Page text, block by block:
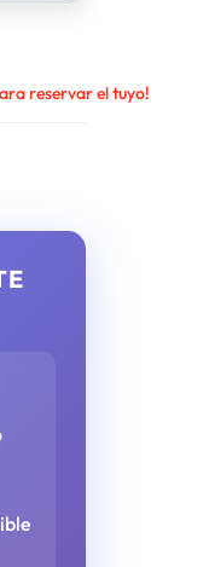
reservar el tuyo!